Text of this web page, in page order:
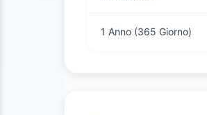
1 Anno (365 Giorno)